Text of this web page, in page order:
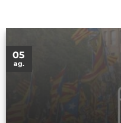
05
ag.